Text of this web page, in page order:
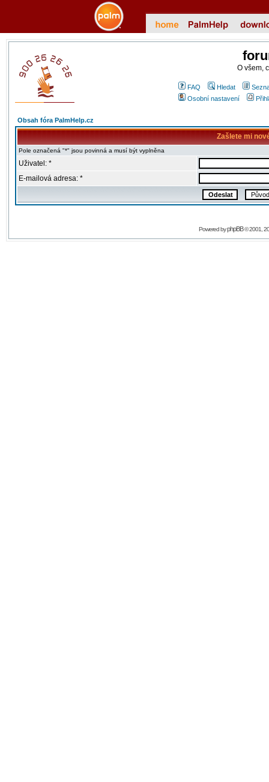
O všem,
FAQ Hledat
Osobní nastavení
Obsah fóra PalmHelp.cz
Zašlete mi
Pole označená "*" jsou povinná a musí být vyplněna
Uživatel: *
E-mailová adresa: *
Powered byphpBB© 2001,